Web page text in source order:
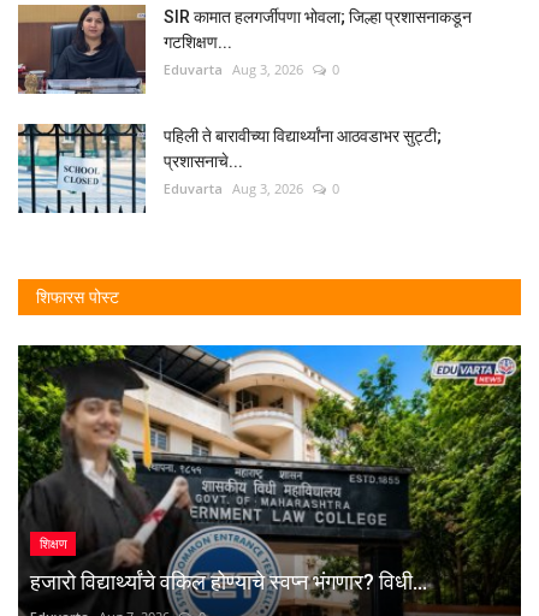
SIR कामात हलगर्जीपणा भोवला; जिल्हा प्रशासनाकडून
गटशिक्षण...
Eduvarta Aug 3, 2026 0
पहिली ते बारावीच्या विद्यार्थ्यांना आठवडाभर सुट्टी;
प्रशासनाचे...
Eduvarta Aug 3, 2026 0
शिफारस पोस्ट
शिक्षण
हजारो विद्यार्थ्यांचे वकिल होण्याचे स्वप्न भंगणार? विधी...